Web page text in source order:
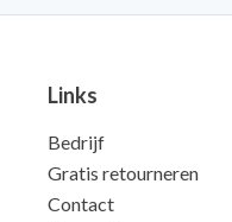
Links
Bedrijf
Gratis retourneren
Contact